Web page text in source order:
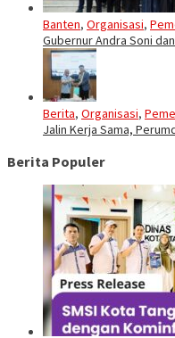
Banten, Organisasi,
Gubernur Andra Soni
Berita, Organisasi,
Jalin Kerja Sama,
Berita Populer